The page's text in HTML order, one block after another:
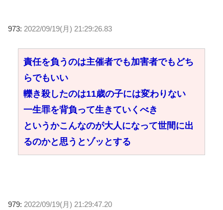
973: 2022/09/19(月) 21:29:26.83
責任を負うのは主催者でも加害者でもどち
らでもいい
轢き殺したのは11歳の子には変わりない
一生罪を背負って生きていくべき
というかこんなのが大人になって世間に出
るのかと思うとゾッとする
979: 2022/09/19(月) 21:29:47.20